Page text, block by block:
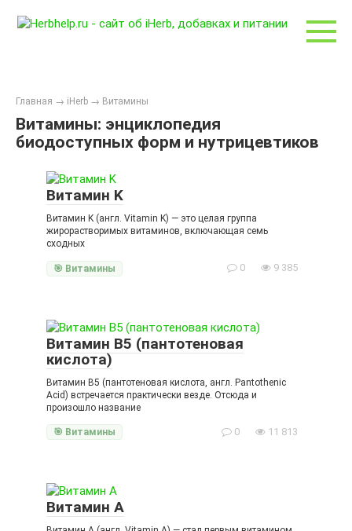
Главная → iHerb → Витамины
Витамины: энциклопедия
биодоступных форм и нутрицевтиков
Витамин K
Витамин K (англ. Vitamin K) — это целая группа
жирорастворимых витаминов, включающая семь
сходных
🎯 Витамины 0 9 385
Витамин B5 (пантотеновая
кислота)
Витамин B5 (пантотеновая кислота, англ. Pantothenic
Acid) встречается практически везде. Отсюда и
произошло название
🎯 Витамины 0 11 813
Витамин A